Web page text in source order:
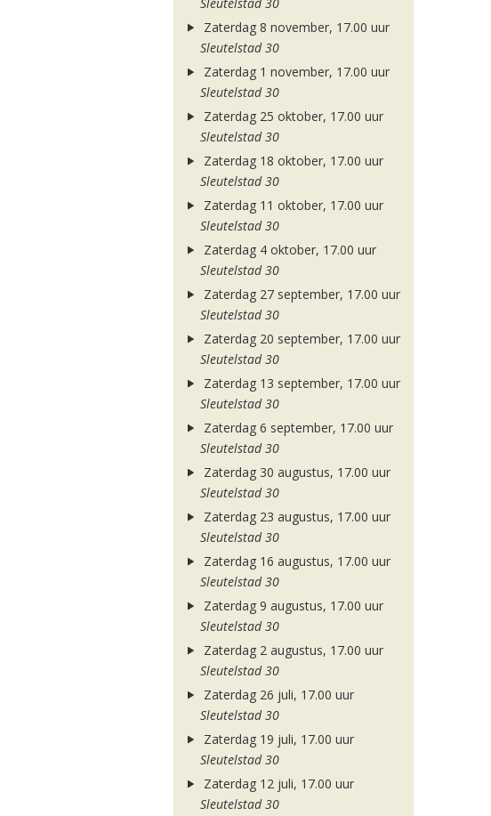
Zaterdag 8 november, 17.00 uur
Sleutelstad 30
Zaterdag 1 november, 17.00 uur
Sleutelstad 30
Zaterdag 25 oktober, 17.00 uur
Sleutelstad 30
Zaterdag 18 oktober, 17.00 uur
Sleutelstad 30
Zaterdag 11 oktober, 17.00 uur
Sleutelstad 30
Zaterdag 4 oktober, 17.00 uur
Sleutelstad 30
Zaterdag 27 september, 17.00 uur
Sleutelstad 30
Zaterdag 20 september, 17.00 uur
Sleutelstad 30
Zaterdag 13 september, 17.00 uur
Sleutelstad 30
Zaterdag 6 september, 17.00 uur
Sleutelstad 30
Zaterdag 30 augustus, 17.00 uur
Sleutelstad 30
Zaterdag 23 augustus, 17.00 uur
Sleutelstad 30
Zaterdag 16 augustus, 17.00 uur
Sleutelstad 30
Zaterdag 9 augustus, 17.00 uur
Sleutelstad 30
Zaterdag 2 augustus, 17.00 uur
Sleutelstad 30
Zaterdag 26 juli, 17.00 uur
Sleutelstad 30
Zaterdag 19 juli, 17.00 uur
Sleutelstad 30
Zaterdag 12 juli, 17.00 uur
Sleutelstad 30